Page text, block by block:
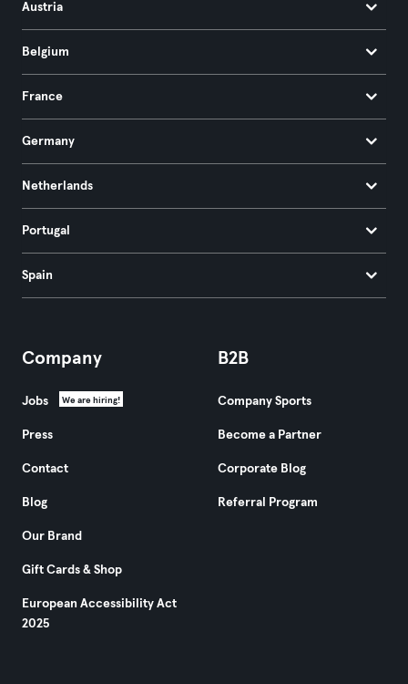
Austria
Belgium
France
Germany
Netherlands
Portugal
Spain
Company
Jobs We are hiring!
Press
Contact
Blog
Our Brand
Gift Cards & Shop
European Accessibility Act
2025
B2B
Company Sports
Become a Partner
Corporate Blog
Referral Program